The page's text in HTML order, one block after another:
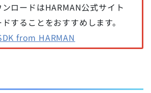
ロードはHARMAN公式サイト
することをおすすめします。
from HARMAN